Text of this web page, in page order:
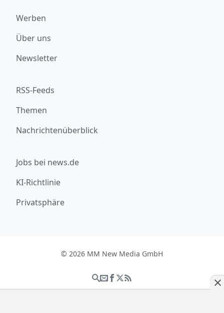
Werben
Über uns
Newsletter
RSS-Feeds
Themen
Nachrichtenüberblick
Jobs bei news.de
KI-Richtlinie
Privatsphäre
© 2026 MM New Media GmbH